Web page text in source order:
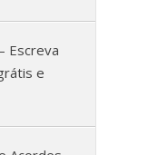
Escreva
e